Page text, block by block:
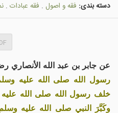
دسته بندی: فقه و اصول . فقه عبادات .
عن جابر بن عبد الله الأنصاري
رسول الله صلى الله عليه
خلف رسول الله صلى الله عليه
وكَبَّرَ النبي صلى الله عليه